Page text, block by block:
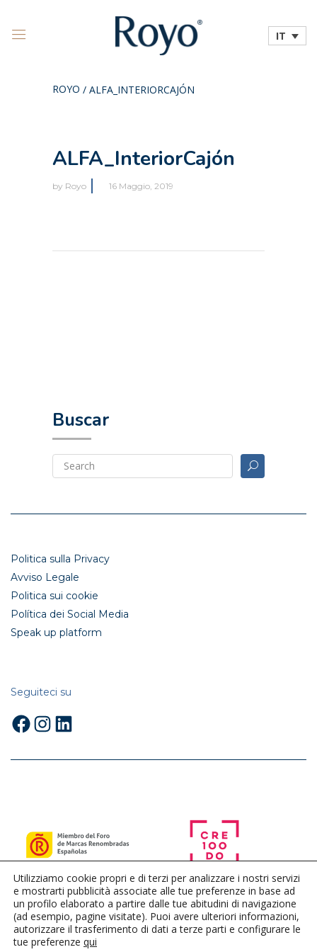
IT
ROYO / ALFA_INTERIORCAJÓN
ALFA_InteriorCajón
by Royo 16 Maggio, 2019
Buscar
Politica sulla Privacy
Avviso Legale
Politica sui cookie
Política dei Social Media
Speak up platform
Seguiteci su
Facebook
Instagram
LinkedIn
Utilizziamo cookie propri e di terzi per analizzare i nostri servizi
e mostrarti pubblicità associate alle tue preferenze in base ad
un profilo elaborato a partire dalle tue abitudini di navigazione
(ad esempio, pagine visitate). Puoi avere ulteriori informazioni,
autorizzare il trasferimento di dati a terze parti e configurare le
tue preferenze qui